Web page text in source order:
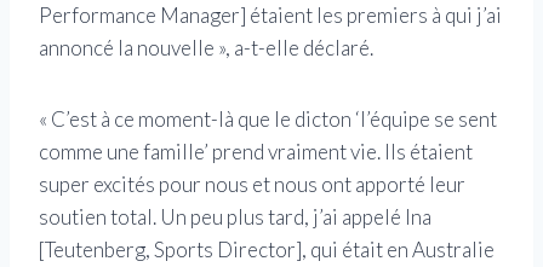
Performance Manager] étaient les premiers à qui j’ai
annoncé la nouvelle », a-t-elle déclaré.
« C’est à ce moment-là que le dicton ‘l’équipe se sent
comme une famille’ prend vraiment vie. Ils étaient
super excités pour nous et nous ont apporté leur
soutien total. Un peu plus tard, j’ai appelé Ina
[Teutenberg, Sports Director], qui était en Australie